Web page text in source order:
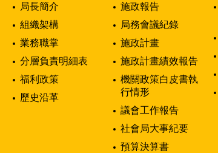
局長簡介
組織架構
業務職掌
分層負責明細表
福利政策
歷史沿革
施政報告
局務會議紀錄
施政計畫
施政計畫績效報告
機關政策白皮書執
行情形
議會工作報告
社會局大事紀要
預算決算書